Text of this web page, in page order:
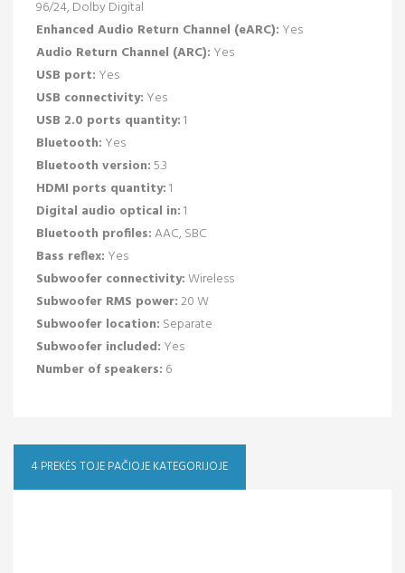
96/24, Dolby Digital
Enhanced Audio Return Channel (eARC): Yes
Audio Return Channel (ARC): Yes
USB port: Yes
USB connectivity: Yes
USB 2.0 ports quantity:1
Bluetooth: Yes
Bluetooth version:5.3
HDMI ports quantity:1
Digital audio optical in:1
Bluetooth profiles:AAC, SBC
Bass reflex: Yes
Subwoofer connectivity:Wireless
Subwoofer RMS power:20 W
Subwoofer location: Separate
Subwoofer included: Yes
Number of speakers: 6
4 PREKĖS TOJE PAČIOJE KATEGORIJOJE